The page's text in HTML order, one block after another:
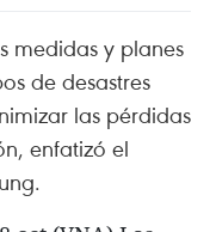
medidas y planes
de desastres
las pérdidas
enfatizó el